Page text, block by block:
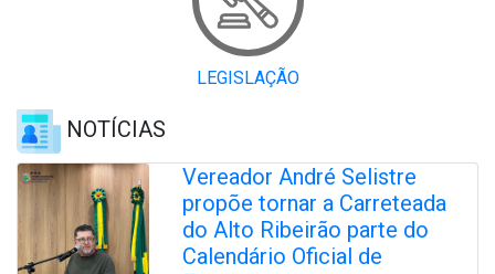
LEGISLAÇÃO
NOTÍCIAS
Vereador André Selistre
propõe tornar a Carreteada
do Alto Ribeirão parte do
Calendário Oficial de